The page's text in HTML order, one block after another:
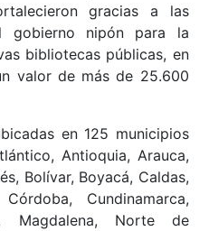
gracias a las
gobierno nipón para la
bibliotecas públicas, en
valor de más de 25.600
en 125 municipios
Antioquia, Arauca,
Bolívar, Boyacá, Caldas,
Cundinamarca,
Magdalena, Norte de